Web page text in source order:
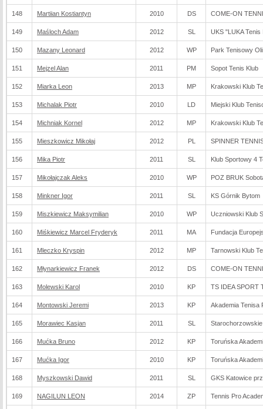
148 Martiian Kostiantyn 2010 DS COME-ON
149 Maśloch Adam 2012 SL UKS "LUKA
150 Mazany Leonard 2012 WP Park Tenisowy
151 Mejzel Alan 2011 PM Sopot Tenis Klub
152 Miarka Leon 2013 MP Krakowski Klub
153 Michalak Piotr 2010 LD Miejski Klub
154 Michniak Kornel 2012 MP Krakowski Klub
155 Mieszkowicz Mikołaj 2012 PL SPINNER
156 Mika Piotr 2011 SL Klub Sportowy 4
157 Mikołajczak Aleks 2010 WP POZ BRUK
158 Minkner Igor 2011 SL KS Górnik Bytom
159 Miszkiewicz Maksymilian 2010 WP Uczniowski Klub
160 Miśkiewicz Marcel Fryderyk 2011 MA Fundacja
161 Mleczko Kryspin 2012 MP Tarnowski Klub
162 Młynarkiewicz Franek 2012 DS COME-ON
163 Molewski Karol 2010 KP TS IDEA SPORT
164 Montowski Jeremi 2013 KP Akademia Tenisa
165 Morawiec Kasjan 2011 SL Starochorzowskie
166 Mućka Bruno 2012 KP Toruńska
167 Mućka Igor 2010 KP Toruńska
168 Myszkowski Dawid 2011 SL GKS Katowice
169 NAGILUN LEON 2014 ZP Tennis Pro